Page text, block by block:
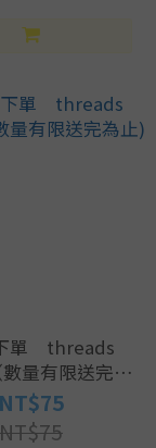
單 threads
量有限送完為
止)
NT$75
NT$75